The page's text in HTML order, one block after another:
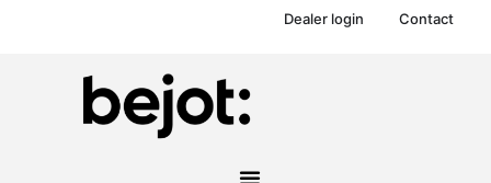
Dealer login Contact